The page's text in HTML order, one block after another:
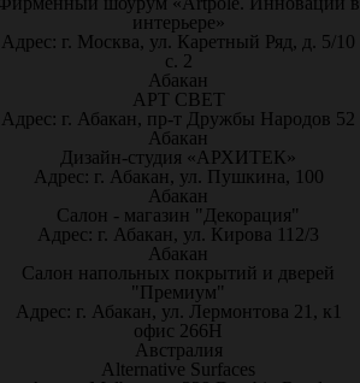
интерьере»
Адрес: г. Москва, ул. Каретный Ряд, д. 5/10
с. 2
Абакан
АРТ СВЕТ
Адрес: г. Абакан, пр-т Дружбы Народов 52
Абакан
Дизайн-студия «АРХИТЕК»
Адрес: г. Абакан, ул. Пушкина, 100
Абакан
Салон - магазин "Декорация"
Адрес: г. Абакан, ул. Кирова 112/3
Абакан
Салон напольных покрытий и дверей
"Премиум"
Адрес: г. Абакан, ул. Лермонтова 21, к1
офис 266Н
Австралия
Alternative Surfaces